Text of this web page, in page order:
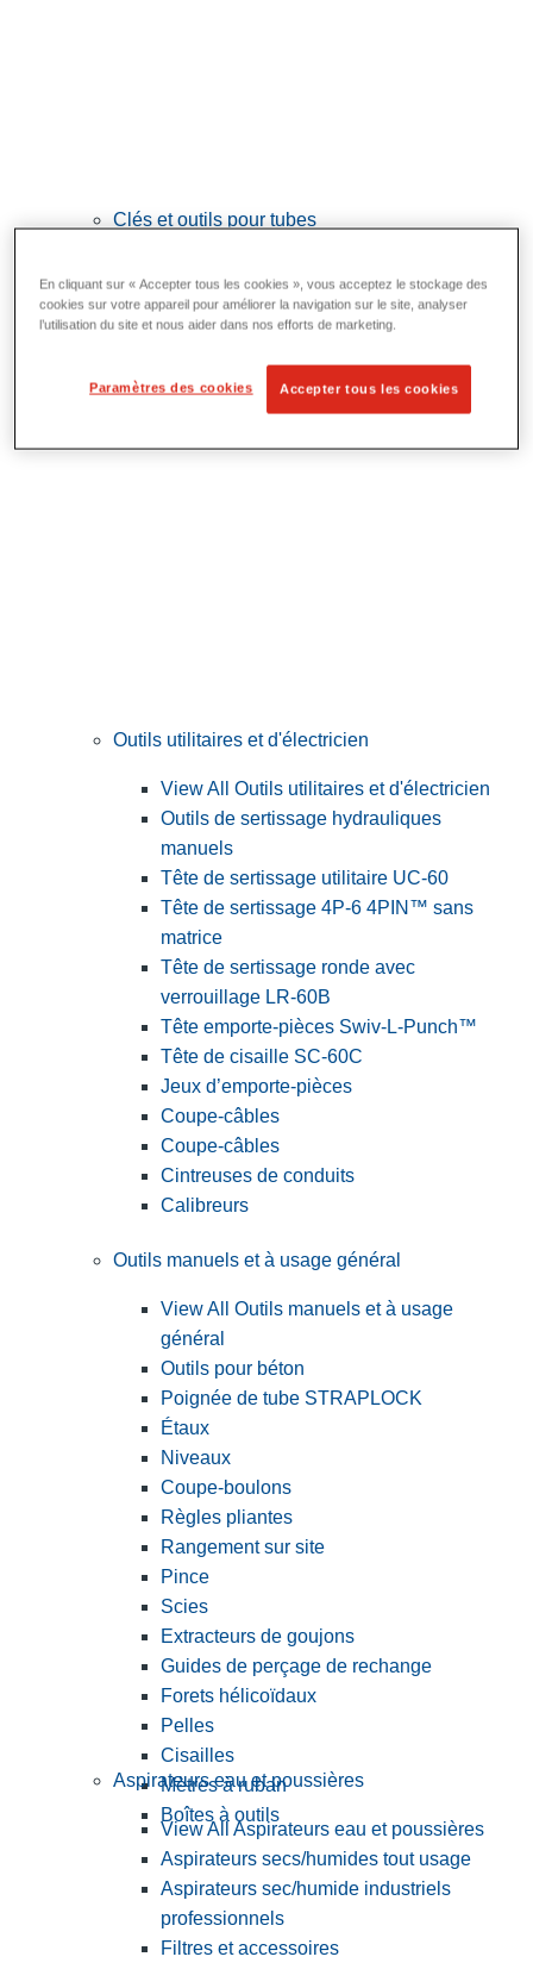
Clés et outils pour tubes
Clés
Cintrage et mise en forme
Préparation et découpe des tubes
Outils utilitaires et d'électricien
View All Outils utilitaires et d'électricien
Outils de sertissage hydrauliques
manuels
Tête de sertissage utilitaire UC-60
Tête de sertissage 4P-6 4PIN™ sans
matrice
Tête de sertissage ronde avec
verrouillage LR-60B
Tête emporte-pièces Swiv-L-Punch™
Tête de cisaille SC-60C
Jeux d’emporte-pièces
Coupe-câbles
Coupe-câbles
Cintreuses de conduits
Calibreurs
Outils manuels et à usage général
View All Outils manuels et à usage
général
Outils pour béton
Poignée de tube STRAPLOCK
Étaux
Niveaux
Coupe-boulons
Règles pliantes
Rangement sur site
Pince
Scies
Extracteurs de goujons
Guides de perçage de rechange
Forets hélicoïdaux
Pelles
Cisailles
Mètres à ruban
Boîtes à outils
Aspirateurs eau et poussières
View All Aspirateurs eau et poussières
Aspirateurs secs/humides tout usage
Aspirateurs sec/humide industriels
professionnels
Filtres et accessoires
En cliquant sur « Accepter tous les cookies », vous acceptez le stockage des
cookies sur votre appareil pour améliorer la navigation sur le site, analyser
l’utilisation du site et nous aider dans nos efforts de marketing.
Paramètres des cookies Accepter tous les cookies